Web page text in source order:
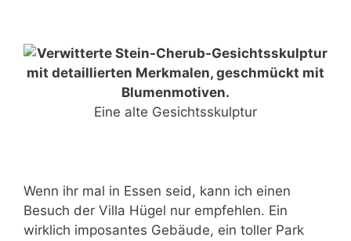
Eine alte Gesichtsskulptur
Wenn ihr mal in Essen seid, kann ich einen
Besuch der Villa Hügel nur empfehlen. Ein
wirklich imposantes Gebäude, ein toller Park